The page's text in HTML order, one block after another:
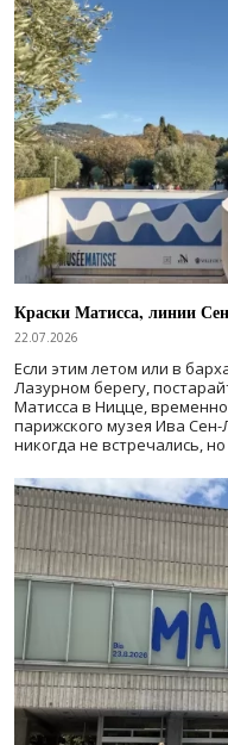
Краски Матисса, линии
22.07.2026
Если этим летом или в
Лазурном берегу,
Матисса в Ницце,
парижского музея Ива
никогда не встречались, но